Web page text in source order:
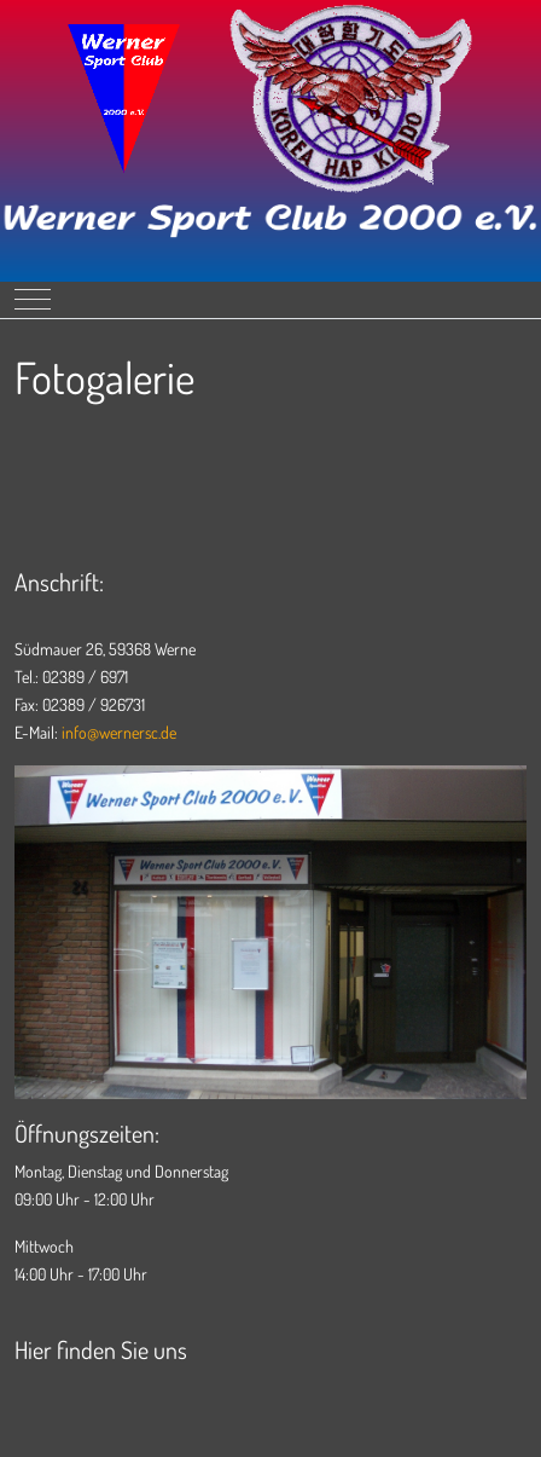
Mobile Menu Toggle
Fotogalerie
Anschrift:
Südmauer 26, 59368 Werne
Tel.: 02389 / 6971
Fax: 02389 / 926731
E-Mail: info@wernersc.de
Öffnungszeiten:
Montag, Dienstag und Donnerstag
09:00 Uhr - 12:00 Uhr
Mittwoch
14:00 Uhr - 17:00 Uhr
Hier finden Sie uns